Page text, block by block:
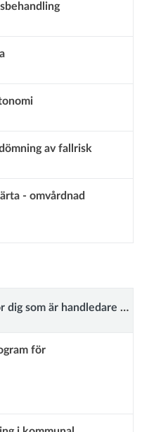
av fallrisk
- omvårdnad
i kommunal primärvård
för